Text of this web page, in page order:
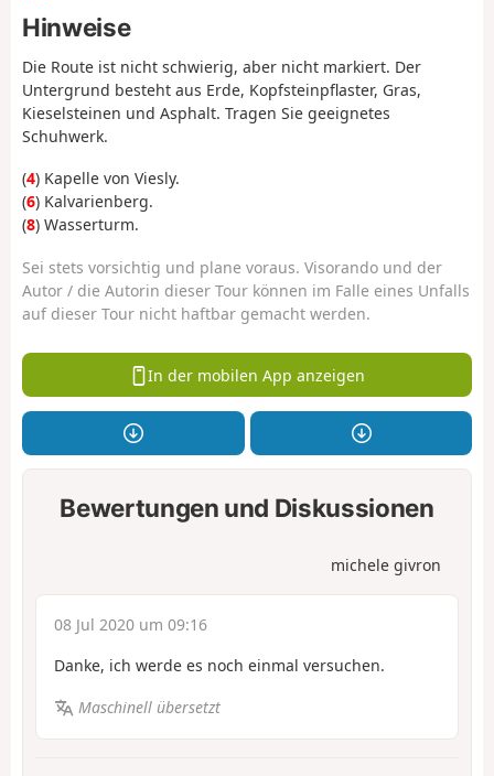
Hinweise
Die Route ist nicht schwierig, aber nicht markiert. Der
Untergrund besteht aus Erde, Kopfsteinpflaster, Gras,
Kieselsteinen und Asphalt. Tragen Sie geeignetes
Schuhwerk.
(4) Kapelle von Viesly.
(6) Kalvarienberg.
(8) Wasserturm.
Sei stets vorsichtig und plane voraus. Visorando und der
Autor / die Autorin dieser Tour können im Falle eines Unfalls
auf dieser Tour nicht haftbar gemacht werden.
In der mobilen App anzeigen
Bewertungen und Diskussionen
michele givron
08 Jul 2020 um 09:16
Danke, ich werde es noch einmal versuchen.
Maschinell übersetzt